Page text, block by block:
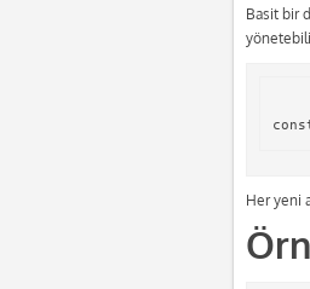
Basit bir
Her yeni